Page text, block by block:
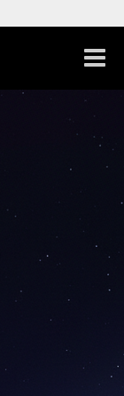
Toggle